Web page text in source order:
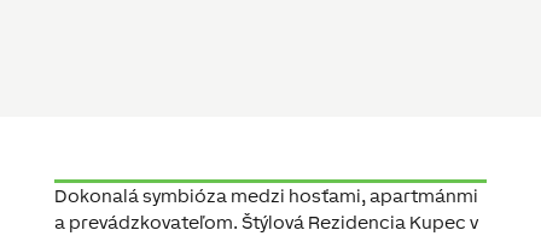
Dokonalá symbióza medzi hosťami, apartmánmi
a prevádzkovateľom. Štýlová Rezidencia Kupec v